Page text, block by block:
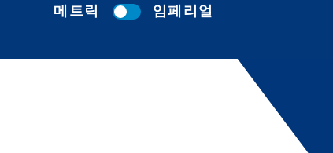
메트릭 임페리얼